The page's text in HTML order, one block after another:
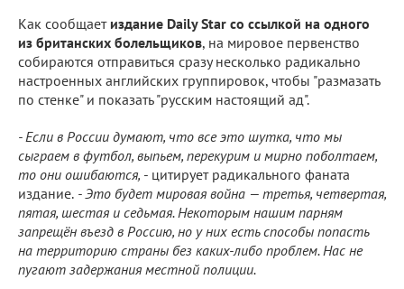
Как сообщаетиздание Daily Star со ссылкой на одного
из британских болельщиков, на мировое первенство
собираются отправиться сразу несколько радикально
настроенных английских группировок, чтобы "размазать
по стенке" и показать "русским настоящий ад".
- Если в России думают, что все это шутка, что мы
сыграем в футбол, выпьем, перекурим и мирно поболтаем,
то они ошибаются, - цитирует радикального фаната
издание. - Это будет мировая война — третья, четвертая,
пятая, шестая и седьмая. Некоторым нашим парням
запрещён въезд в Россию, но у них есть способы попасть
на территорию страны без каких-либо проблем. Нас не
пугают задержания местной полиции.